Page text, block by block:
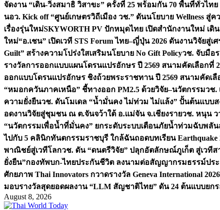
จัดงาน “เดิน-วิ่งสมาธิ วิสาขะ” ครั้งที่ 25 พร้อมกัน 70 พื้นที่ทั่วไทย
นอว. Kick off “ศูนย์เกษตรวิถีเมือง วช.” ดันนโยบาย Wellness สู่
เรื่องรุ่นใหม่SKYWORTH PV ปักหมุดไทย เปิดสำนักงานใหม่ เ
ใหม่“อ.เชน” เปิดเวที STS Forum ไทย–ญี่ปุ่น 2026 ดันงานวิจัยสู่
Guilt” สร้างความโปร่งใสเสริมนโยบาย No Gift Policyวช. จับมือ
รางวัลการออกแบบแผนโดรนแปรอักษร ปี 2569 สนามคัดเลือกที่
ออกแบบโดรนแปรอักษร ชิงถ้วยพระราชทาน ปี 2569 สนามคัดเ
“หมอกควันภาคเหนือ” ชี้ทางออก PM2.5 ด้วยวิจัย–นวัตกรรมวช.
ความยั่งยืนวช. ดันโมเดล “น้ำมั่นคง ไม่ท่วม ไม่แล้ง” ปั้นต้นแบบส
อดงานวิจัยสู่ชุมชน ณ ต.จันจว้าใต้ อ.แม่จัน จ.เชียงรายวช. หนุน ว
“นวัตกรรมเพื่อน้ำที่มั่นคง” ยกระดับระบบเตือนภัยน้ำท่วมฉับพลั
ไปกับ 5 คลินิกทันตกรรมราชบุรี ใกล้ฉันถอดบทเรียน
พาณิชย์สู่เวทีโลกวช. ดัน “ดนตรีวิจัย” ปลุกอัตลักษณ์ภูเก็ต สู่เวที
ยั่งยืน”กองทัพบก-ไทยประกันชีวิต ลงนามต่อสัญญากรมธรรม์ปร
ศักยภาพ Thai Innovators กวาดรางวัล Geneva International 2026
มอบรางวัลสุดยอดผลงาน “LLM สัญชาติไทย” ดัน 24 ต้นแบบยก
August 8, 2026